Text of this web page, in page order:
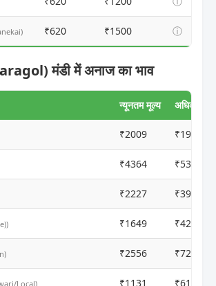
₹620 ₹1500 ⓘ
मंडी में अनाज का भाव
न्यूनतम मूल्य अधिकतम
₹2009 ₹1989
₹4364 ₹5309
₹2227 ₹3999
₹1649 ₹4216
₹2556 ₹7210
Local) ₹1131 ₹6112